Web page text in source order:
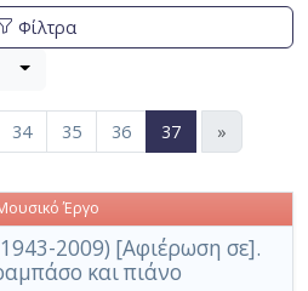
Φίλτρα
(περιέχουν 49
με τη χρήση επιπλέον
αναζήτησης:
34 35 36 37(current)
»
2009) [Αφιέρωση σε].
και πιάνο
Έργο